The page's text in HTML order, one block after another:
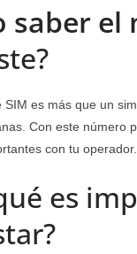
saber el
SIM es más que un
Con este número
con tu operador.
es